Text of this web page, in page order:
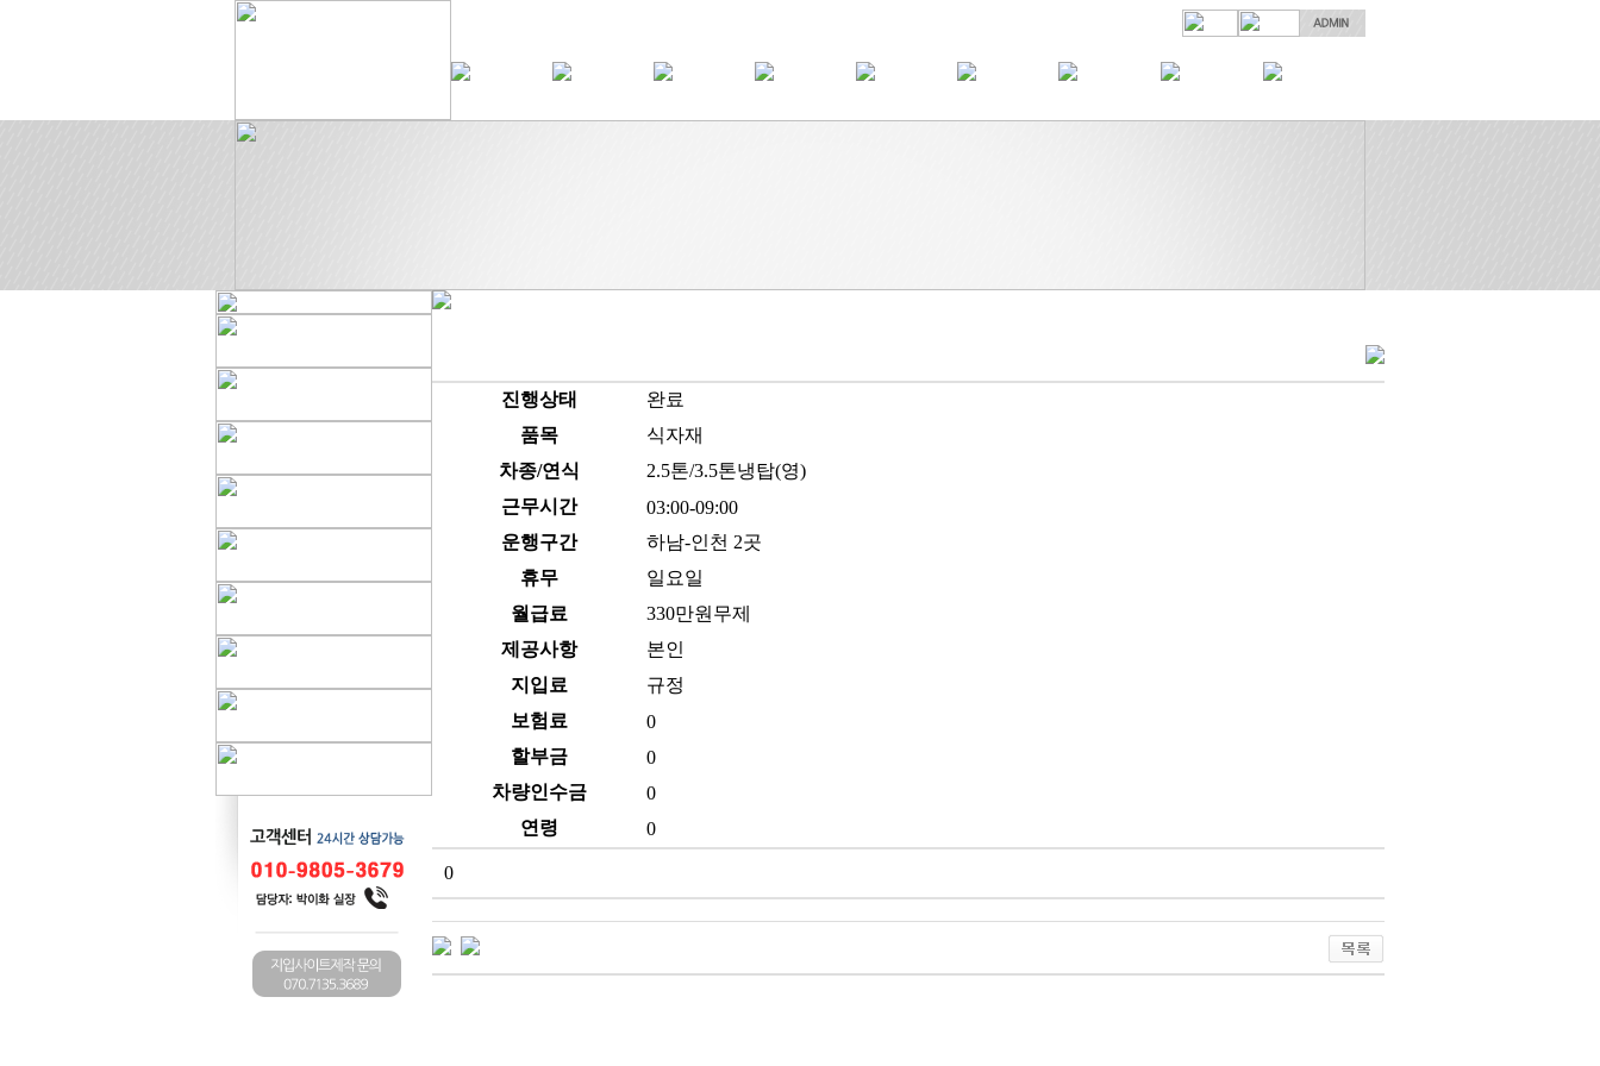
진행상태
완료
품목
식자재
차종/연식
2.5톤/3.5톤냉탑(영)
근무시간
03:00-09:00
운행구간
하남-인천 2곳
휴무
일요일
월급료
330만원무제
제공사항
본인
지입료
규정
보험료
0
할부금
0
차량인수금
0
연령
0
0